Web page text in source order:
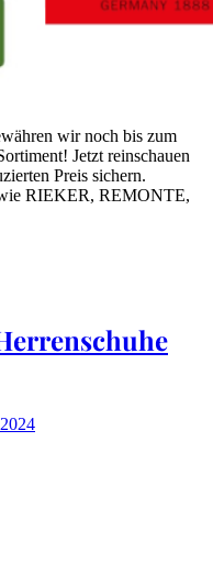
wir noch bis zum
Jetzt reinschauen
Preis sichern.
RIEKER, REMONTE,